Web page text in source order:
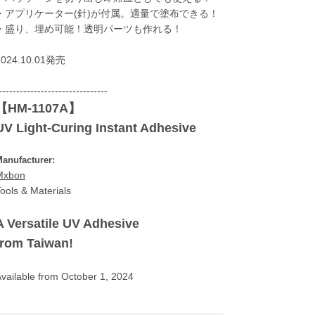
・アプリケーター(針)が付属。適量で塗布できる！
・盛り、埋め可能！透明パーツも作れる！
発売
【HM-1107A】
Light-Curing Instant Adhesive
& Materials
Versatile UV Adhesive
Taiwan!
from October 1, 2024